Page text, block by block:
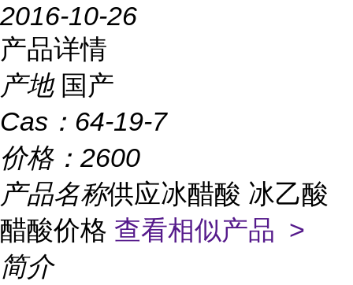
2016-10-26
产品详情
产地 国产
Cas： 64-19-7
价格： 2600
产品名称供应冰醋酸 冰乙酸
醋酸价格 查看相似产品 >
简介